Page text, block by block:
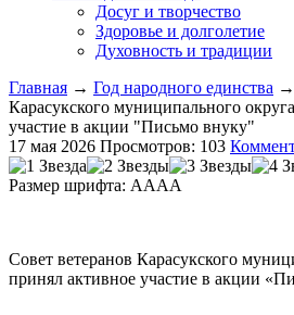
Досуг и творчество
Здоровье и долголетие
Духовность и традиции
Главная → Год народного единства →
Карасукского муниципального
участие в акции "Письмо внуку"
17 мая 2026 Просмотров: 103
Размер шрифта: AAAA
Совет ветеранов Карасукского
принял активное участие в акции